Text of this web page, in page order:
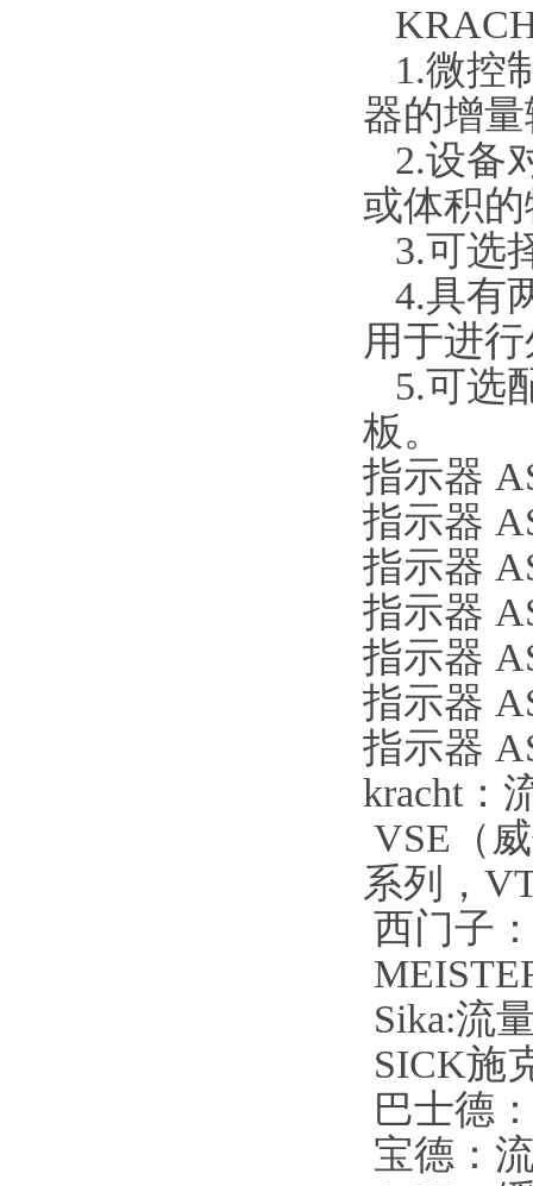
1.微控
器的增
2.设备
或体积
3.可选
4.具有
用于进
5.可选
板。
指示器
指示器
指示器
指示器
指示器
指示器
指示器
kracht：
VSE（
系列，
西门子
Sika:流
SICK施
巴士德
宝德：